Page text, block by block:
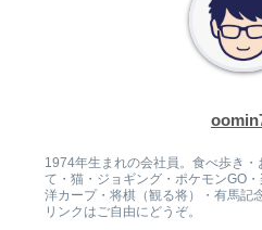
1974年生まれの会社員。食べ歩き
て・猫・ジョギング・ポケモンGO
洋カープ・将棋（観る将）・有馬記
リンクはご自由にどうぞ。